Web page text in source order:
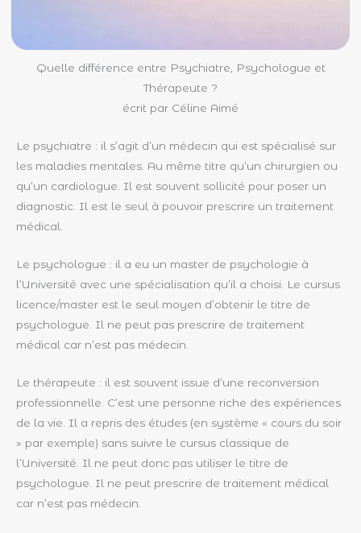
Quelle différence entre Psychiatre, Psychologue et
Thérapeute ?
écrit par Céline Aimé
Le psychiatre : il s’agit d’un médecin qui est spécialisé sur
les maladies mentales. Au même titre qu’un chirurgien ou
qu’un cardiologue. Il est souvent sollicité pour poser un
diagnostic. Il est le seul à pouvoir prescrire un traitement
médical.
Le psychologue : il a eu un master de psychologie à
l’Université avec une spécialisation qu’il a choisi. Le cursus
licence/master est le seul moyen d’obtenir le titre de
psychologue. Il ne peut pas prescrire de traitement
médical car n’est pas médecin.
Le thérapeute : il est souvent issue d’une reconversion
professionnelle. C’est une personne riche des expériences
de la vie. Il a repris des études (en système « cours du soir
» par exemple) sans suivre le cursus classique de
l’Université. Il ne peut donc pas utiliser le titre de
psychologue. Il ne peut prescrire de traitement médical
car n’est pas médecin.